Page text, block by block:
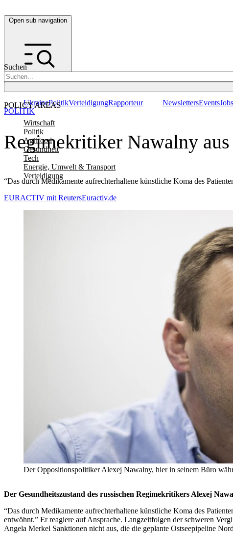
Open sub navigation
Suchen
POLICY AREAS
Wirtschaft
Politik
Agrifood
Gesundheit
Tech
Energie, Umwelt & Transport
Verteidigung
UkrainePolitikVerteidigungRapporteur NewslettersEventsJobs
Regimekritiker Nawalny
“Das durch Medikamente aufrechterhaltene künstliche Koma des
POLITIK
EURACTIV mit ReutersEuractiv.de
Der Oppositionspolitiker Alexej Nawalny, hier in seinem Büro
Der Gesundheitszustand des russischen Regimekritikers Alexej
“Das durch Medikamente aufrechterhaltene künstliche Koma des
entwöhnt.” Er reagiere auf Ansprache. Langzeitfolgen der schweren
Angela Merkel Sanktionen nicht aus, die die geplante Ostseepipeline